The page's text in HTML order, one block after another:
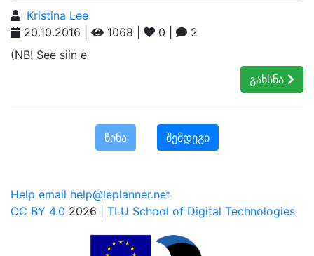
Kristina Lee
20.10.2016 |
1068 | 0 |
2
(NB! See siin e
გახსნა
წინა შემდეგი
Help email help@leplanner.net
CC BY 4.0 2026 | TLU School of Digital Technologies